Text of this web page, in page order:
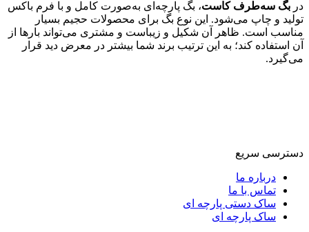
در بگ سه‌طرف کاست، بگ پارچه‌ای به‌صورت کامل و با فرم باکس
تولید و چاپ می‌شود. این نوع بگ برای محصولات حجیم بسیار
مناسب است. ظاهر آن شکیل و زیباست و مشتری می‌تواند بارها از
آن استفاده کند؛ به این ترتیب برند شما بیشتر در معرض دید قرار
می‌گیرد.
دسترسی سریع
درباره ما
تماس با ما
ساک دستی پارچه ای
ساک پارچه ای